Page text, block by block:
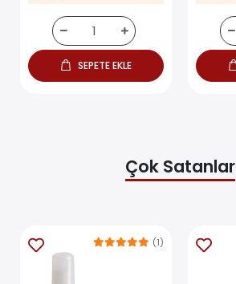
SEPETE EKLE
Çok Satanlar
(1)